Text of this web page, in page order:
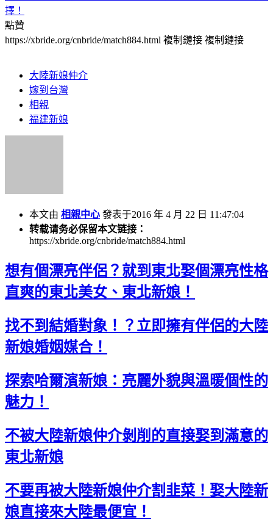
擇！
點贊
https://xbride.org/cnbride/match884.html 複制鏈接 複制鏈接
大陸新娘仲介
嫁到台灣
相親
福建新娘
本文由 相親中心 發表于2016 年 4 月 22 日 11:47:04
转载请务必保留本文链接：
https://xbride.org/cnbride/match884.html
想有個漂亮伴侶？就到東北娶個漂亮性格
直爽的東北美女、東北新娘！
找不到結婚對象！？立即擁有伴侶的大陸
新娘婚姻媒合！
探索哈爾濱新娘：亮麗外貌與溫暖個性的
魅力！
不被大陸新娘仲介剝削的直接娶到滿意的
東北新娘
不要再被大陸新娘仲介割韭菜！娶大陸新
娘直接來大陸最便宜！